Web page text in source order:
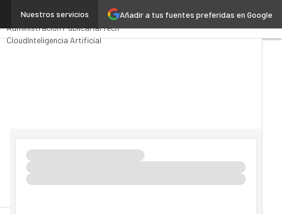
Añadir a tus fuentes preferidas en Google
Nuestros servicios
Premios ComputingAnalytics
Administración PúblicaMarTech
CloudInteligencia Artificial